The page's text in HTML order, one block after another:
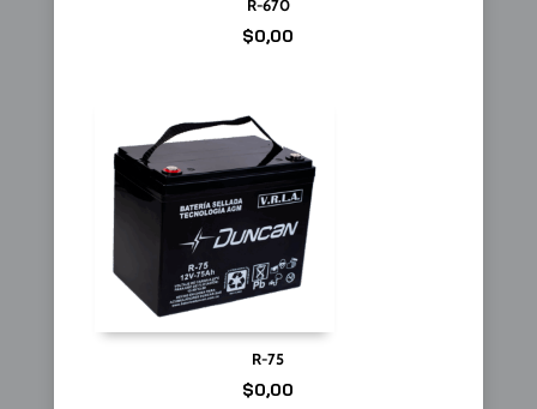
R-670
$0,00
R-75
$0,00